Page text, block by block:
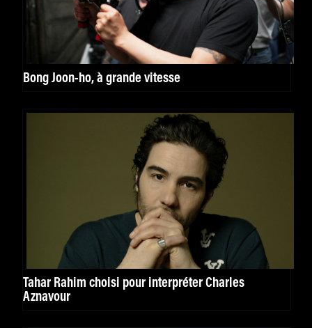
Bong Joon-ho, à grande vitesse
Tahar Rahim choisi pour interpréter Charles
Aznavour